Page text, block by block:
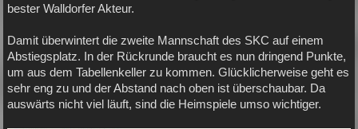
bester Walldorfer Akteur.
Damit überwintert die zweite Mannschaft des SKC auf einem
Abstiegsplatz. In der Rückrunde braucht es nun dringend Punkte,
um aus dem Tabellenkeller zu kommen. Glücklicherweise geht es
sehr eng zu und der Abstand nach oben ist überschaubar. Da
auswärts nicht viel läuft, sind die Heimspiele umso wichtiger.